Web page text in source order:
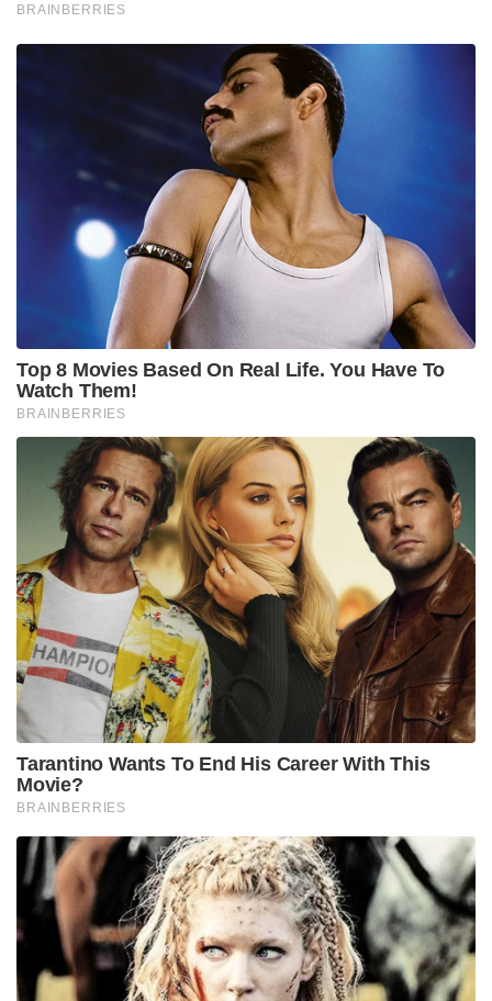
BRAINBERRIES
Top 8 Movies Based On Real Life. You Have To
Watch Them!
BRAINBERRIES
Tarantino Wants To End His Career With This
Movie?
BRAINBERRIES